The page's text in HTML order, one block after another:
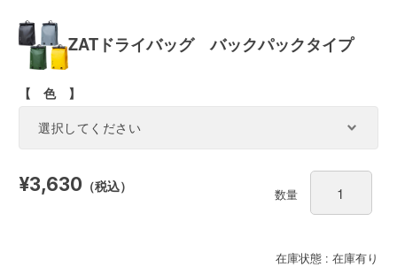
ZATドライバッグ バックパックタイプ
【 色 】
在庫状態 : 在庫有り
¥3,630 （税込）
数量